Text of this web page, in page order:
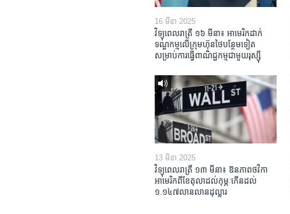
16 មីនា 2025
វិទ្យុពេលរាត្រី ១៦ មីនា៖ អាមេរិក​ដាក់​
ទណ្ឌកម្ម​លើ​ក្រុមហ៊ុន​ថៃ​បន្ថែម​ទៀត​
សម្រាប់​ការ​ធ្វើ​ពាណិជ្ជកម្ម​ជាមួយ​រុស្ស៊ី
13 មីនា 2025
វិទ្យុពេលរាត្រី ១៣ មីនា៖ ឱនភាព​ថវិកា​
អាមេរិក​ពី​ខែ​តុលា​ដល់​កុម្ភៈ​កើន​ដល់​
១.១៤៧​លានលាន​ដុល្លារ